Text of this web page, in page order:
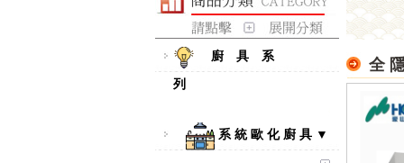
廚 具 系
列
系 統 歐 化 廚 具 ▼
全